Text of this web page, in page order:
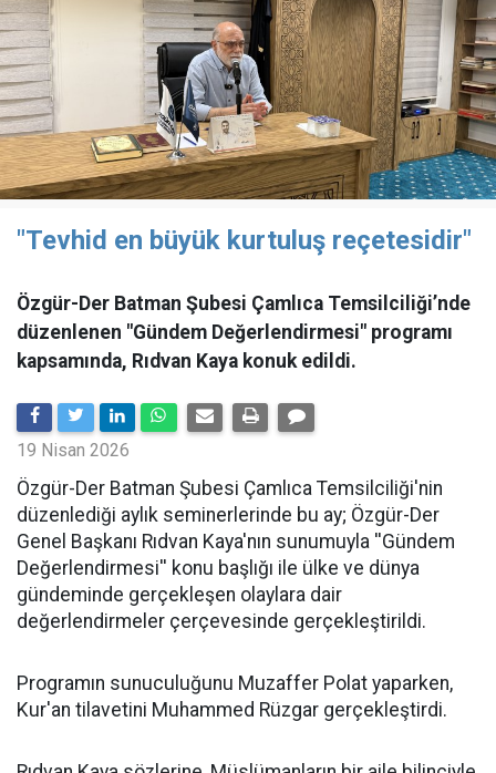
"Tevhid en büyük kurtuluş reçetesidir"
Özgür-Der Batman Şubesi Çamlıca Temsilciliği’nde
düzenlenen "Gündem Değerlendirmesi" programı
kapsamında, Rıdvan Kaya konuk edildi.
19 Nisan 2026
​Özgür-Der Batman Şubesi Çamlıca Temsilciliği'nin
düzenlediği aylık seminerlerinde bu ay; Özgür-Der
Genel Başkanı Rıdvan Kaya'nın sunumuyla ''Gündem
Değerlendirmesi'' konu başlığı ile ülke ve dünya
gündeminde gerçekleşen olaylara dair
değerlendirmeler çerçevesinde gerçekleştirildi.
Programın sunuculuğunu Muzaffer Polat yaparken,
Kur'an tilavetini Muhammed Rüzgar gerçekleştirdi.